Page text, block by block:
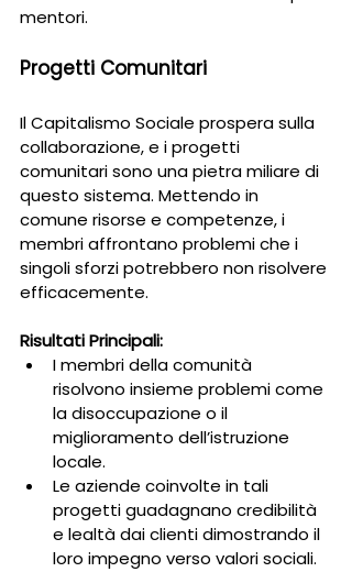
mentori.
Progetti Comunitari
Il Capitalismo Sociale prospera sulla
collaborazione, e i progetti
comunitari sono una pietra miliare di
questo sistema. Mettendo in
comune risorse e competenze, i
membri affrontano problemi che i
singoli sforzi potrebbero non risolvere
efficacemente.
Risultati Principali:
I membri della comunità
risolvono insieme problemi come
la disoccupazione o il
miglioramento dell’istruzione
locale.
Le aziende coinvolte in tali
progetti guadagnano credibilità
e lealtà dai clienti dimostrando il
loro impegno verso valori sociali.